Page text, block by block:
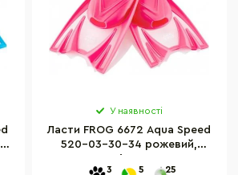
У наявності
Ласти FROG 6672 Aqua Speed
520-03-30-34 рожевий,
3 5 25